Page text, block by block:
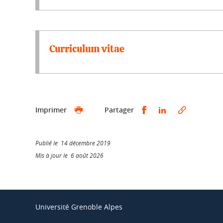
Curriculum vitae
Imprimer Partager Partager surPartager sur
Publié le 14 décembre 2019
Mis à jour le 6 août 2026
Université Grenoble Alpes